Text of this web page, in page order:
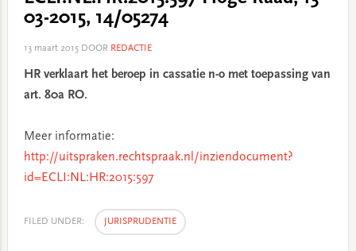
03-2015, 14/05274
13 maart 2015DOOR REDACTIE
HR verklaart het beroep in cassatie n-o met toepassing van
art. 80a RO.
Meer informatie:
http://uitspraken.rechtspraak.nl/inziendocument?
id=ECLI:NL:HR:2015:597
FILED UNDER: JURISPRUDENTIE